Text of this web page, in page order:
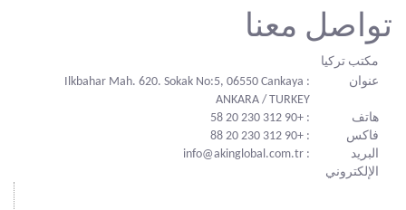
تواصل معنا
مكتب تركيا
عنوان
: Ilkbahar Mah. 620. Sokak No:5, 06550 Cankaya
ANKARA / TURKEY
هاتف
: +90 312 230 20 58
فاكس
: +90 312 230 20 88
البريد
الإلكتروني
: info@akinglobal.com.tr